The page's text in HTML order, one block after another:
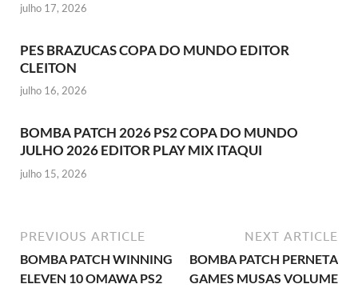
julho 17, 2026
PES BRAZUCAS COPA DO MUNDO EDITOR
CLEITON
julho 16, 2026
BOMBA PATCH 2026 PS2 COPA DO MUNDO
JULHO 2026 EDITOR PLAY MIX ITAQUI
julho 15, 2026
PREVIOUS ARTICLE
BOMBA PATCH WINNING
ELEVEN 10 OMAWA PS2
NEXT ARTICLE
BOMBA PATCH PERNETA
GAMES MUSAS VOLUME